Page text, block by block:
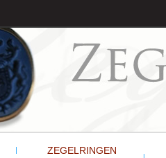
ZEGELRINGEN